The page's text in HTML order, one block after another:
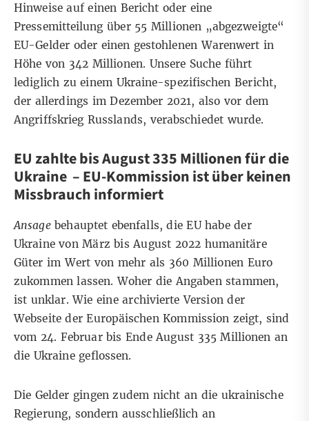
Hinweise auf einen Bericht oder eine
Pressemitteilung über 55 Millionen „abgezweigte“
EU-Gelder oder einen gestohlenen Warenwert in
Höhe von 342 Millionen. Unsere Suche führt
lediglich zu einem Ukraine-spezifischen Bericht,
der allerdings im Dezember 2021, also vor dem
Angriffskrieg Russlands, verabschiedet wurde.
EU zahlte bis August 335 Millionen für die
Ukraine – EU-Kommission ist über keinen
Missbrauch informiert
Ansagebehauptet ebenfalls, die EU habe der
Ukraine von März bis August 2022 humanitäre
Güter im Wert von mehr als 360 Millionen Euro
zukommen lassen. Woher die Angaben stammen,
ist unklar. Wie einearchivierte Versionder
Webseite der Europäischen Kommission zeigt, sind
vom 24. Februar bis Ende August 335 Millionen an
die Ukraine geflossen.
Die Gelder gingen zudem nicht an die ukrainische
Regierung, sondern ausschließlich an